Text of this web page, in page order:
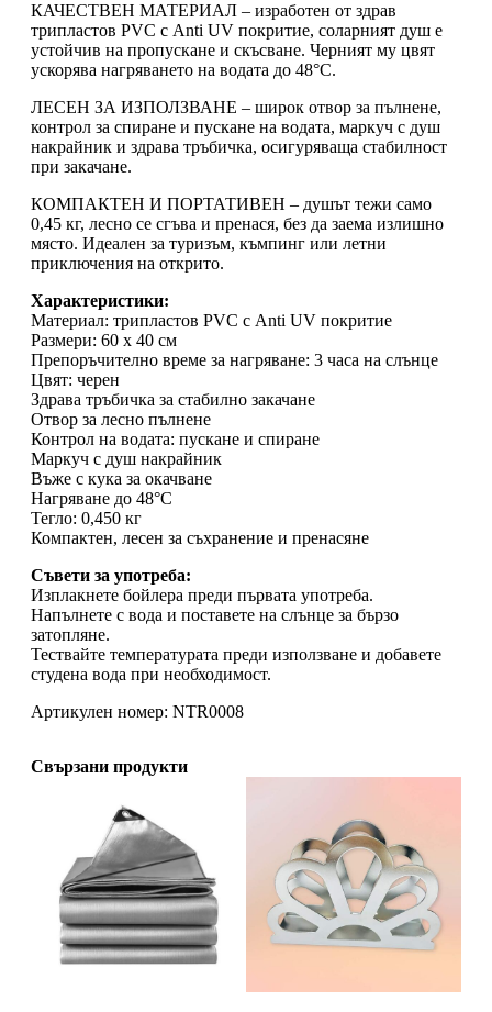
КАЧЕСТВЕН МАТЕРИАЛ – изработен от здрав
трипластов PVC с Anti UV покритие, соларният душ е
устойчив на пропускане и скъсване. Черният му цвят
ускорява нагряването на водата до 48°C.
ЛЕСЕН ЗА ИЗПОЛЗВАНЕ – широк отвор за пълнене,
контрол за спиране и пускане на водата, маркуч с душ
накрайник и здрава тръбичка, осигуряваща стабилност
при закачане.
КОМПАКТЕН И ПОРТАТИВЕН – душът тежи само
0,45 кг, лесно се сгъва и пренася, без да заема излишно
място. Идеален за туризъм, къмпинг или летни
приключения на открито.
Характеристики:
Материал: трипластов PVC с Anti UV покритие
Размери: 60 х 40 см
Препоръчително време за нагряване: 3 часа на слънце
Цвят: черен
Здрава тръбичка за стабилно закачане
Отвор за лесно пълнене
Контрол на водата: пускане и спиране
Маркуч с душ накрайник
Въже с кука за окачване
Нагряване до 48°C
Тегло: 0,450 кг
Компактен, лесен за съхранение и пренасяне
Съвети за употреба:
Изплакнете бойлера преди първата употреба.
Напълнете с вода и поставете на слънце за бързо
затопляне.
Тествайте температурата преди използване и добавете
студена вода при необходимост.
Артикулен номер: NTR0008
Свързани продукти